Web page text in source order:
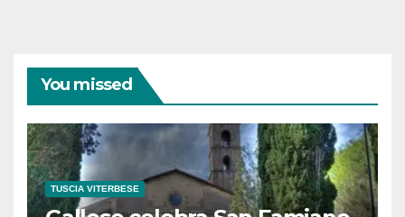
You missed
TUSCIA VITERBESE